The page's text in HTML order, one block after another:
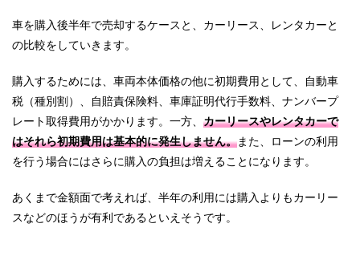
車を購入後半年で売却するケースと、カーリース、レンタカーと
の比較をしていきます。
購入するためには、車両本体価格の他に初期費用として、自動車
税（種別割）、自賠責保険料、車庫証明代行手数料、ナンバープ
レート取得費用がかかります。一方、 カーリースやレンタカーで
はそれら初期費用は基本的に発生しません。また、ローンの利用
を行う場合にはさらに購入の負担は増えることになります。
あくまで金額面で考えれば、半年の利用には購入よりもカーリー
スなどのほうが有利であるといえそうです。